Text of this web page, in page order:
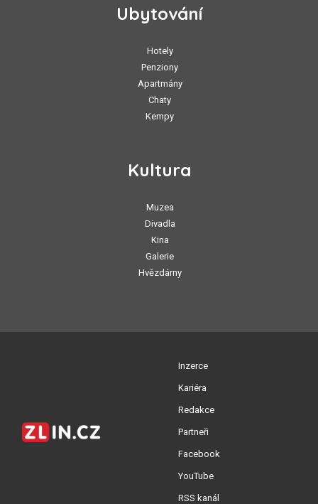
Ubytování
Hotely
Penziony
Apartmány
Chaty
Kempy
Kultura
Muzea
Divadla
Kina
Galerie
Hvězdárny
Inzerce
Kariéra
Redakce
Partneři
Facebook
YouTube
RSS kanál